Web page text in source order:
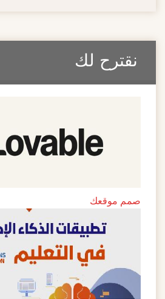
نقترح لك
صمم موقعك